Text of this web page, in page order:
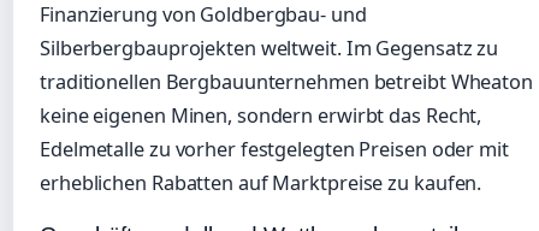
Finanzierung von Goldbergbau- und
Silberbergbauprojekten weltweit. Im Gegensatz zu
traditionellen Bergbauunternehmen betreibt Wheaton
keine eigenen Minen, sondern erwirbt das Recht,
Edelmetalle zu vorher festgelegten Preisen oder mit
erheblichen Rabatten auf Marktpreise zu kaufen.